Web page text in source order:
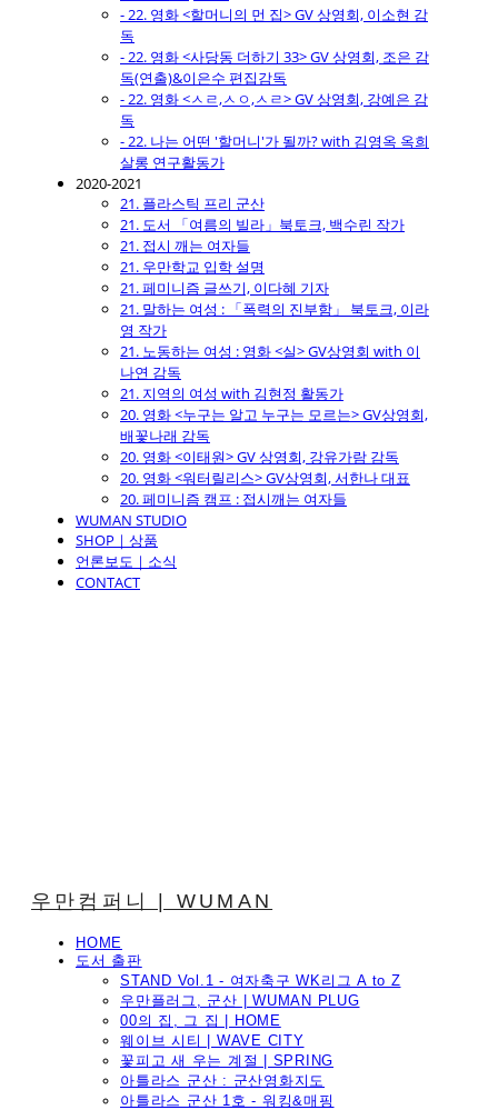
- 22. 영화 <할머니의 먼 집> GV 상영회, 이소현 감
독
- 22. 영화 <사당동 더하기 33> GV 상영회, 조은 감
독(연출)&이은수 편집감독
- 22. 영화 <ㅅㄹ,ㅅㅇ,ㅅㄹ> GV 상영회, 강예은 감
독
- 22. 나는 어떤 '할머니'가 될까? with 김영옥 옥희
살롱 연구활동가
2020-2021
21. 플라스틱 프리 군산
21. 도서 「여름의 빌라」북토크, 백수린 작가
21. 접시 깨는 여자들
21. 우만학교 입학 설명
21. 페미니즘 글쓰기, 이다혜 기자
21. 말하는 여성 : 「폭력의 진부함」 북토크, 이라
영 작가
21. 노동하는 여성 : 영화 <실> GV상영회 with 이
나연 감독
21. 지역의 여성 with 김현정 활동가
20. 영화 <누구는 알고 누구는 모르는> GV상영회,
배꽃나래 감독
20. 영화 <이태원> GV 상영회, 강유가람 감독
20. 영화 <워터릴리스> GV상영회, 서한나 대표
20. 페미니즘 캠프 : 접시깨는 여자들
WUMAN STUDIO
SHOP｜상품
언론보도｜소식
CONTACT
우만컴퍼니 | WUMAN
HOME
도서 출판
STAND Vol.1 - 여자축구 WK리그 A to Z
우만플러그, 군산 | WUMAN PLUG
00의 집, 그 집 | HOME
웨이브 시티 | WAVE CITY
꽃피고 새 우는 계절 | SPRING
아틀라스 군산 : 군산영화지도
아틀라스 군산 1호 - 워킹&매핑